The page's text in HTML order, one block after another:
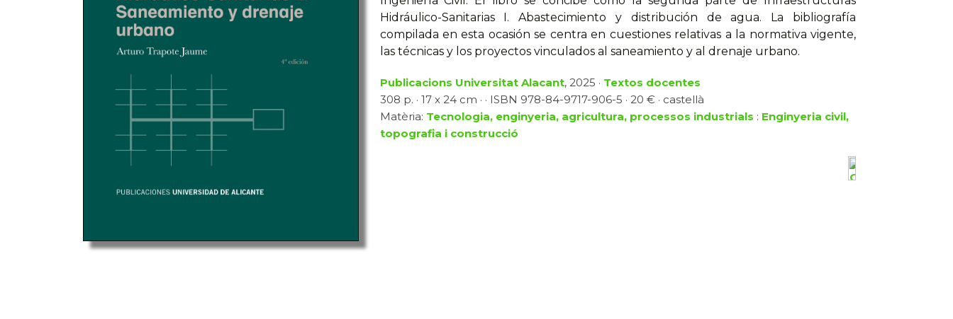
Hidráulico-Sanitarias I. Abastecimiento y distribución de agua. La bibliografía
compilada en esta ocasión se centra en cuestiones relativas a la normativa vigente,
las técnicas y los proyectos vinculados al saneamiento y al drenaje urbano.
Publicacions Universitat Alacant, 2025 · Textos docentes
308 p. · 17 x 24 cm · · ISBN 978-84-9717-906-5 · 20 € · castellà
Matèria: Tecnologia, enginyeria, agricultura, processos industrials : Enginyeria civil,
topografia i construcció